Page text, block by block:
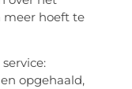
meer hoeft te
opgehaald,